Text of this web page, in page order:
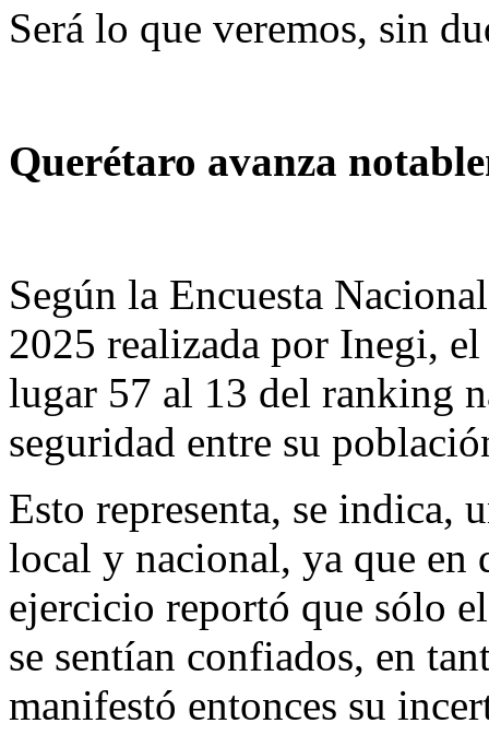
Será lo que veremos, sin
Querétaro avanza
Según la Encuesta
2025 realizada por Inegi,
lugar 57 al 13 del ranking
seguridad entre su
Esto representa, se indica,
local y nacional, ya que en
ejercicio reportó que sólo
se sentían confiados, en
manifestó entonces su